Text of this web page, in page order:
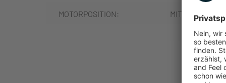
MOTORPOSITION: MITTELMOTOR